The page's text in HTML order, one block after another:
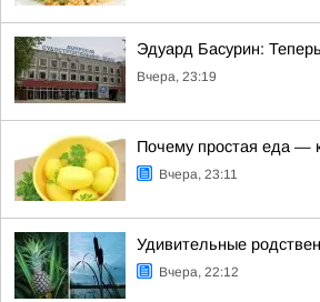
Эдуард Басурин:
Вчера, 23:19
Почему простая еда —
Вчера, 23:11
Удивительные
Вчера, 22:12